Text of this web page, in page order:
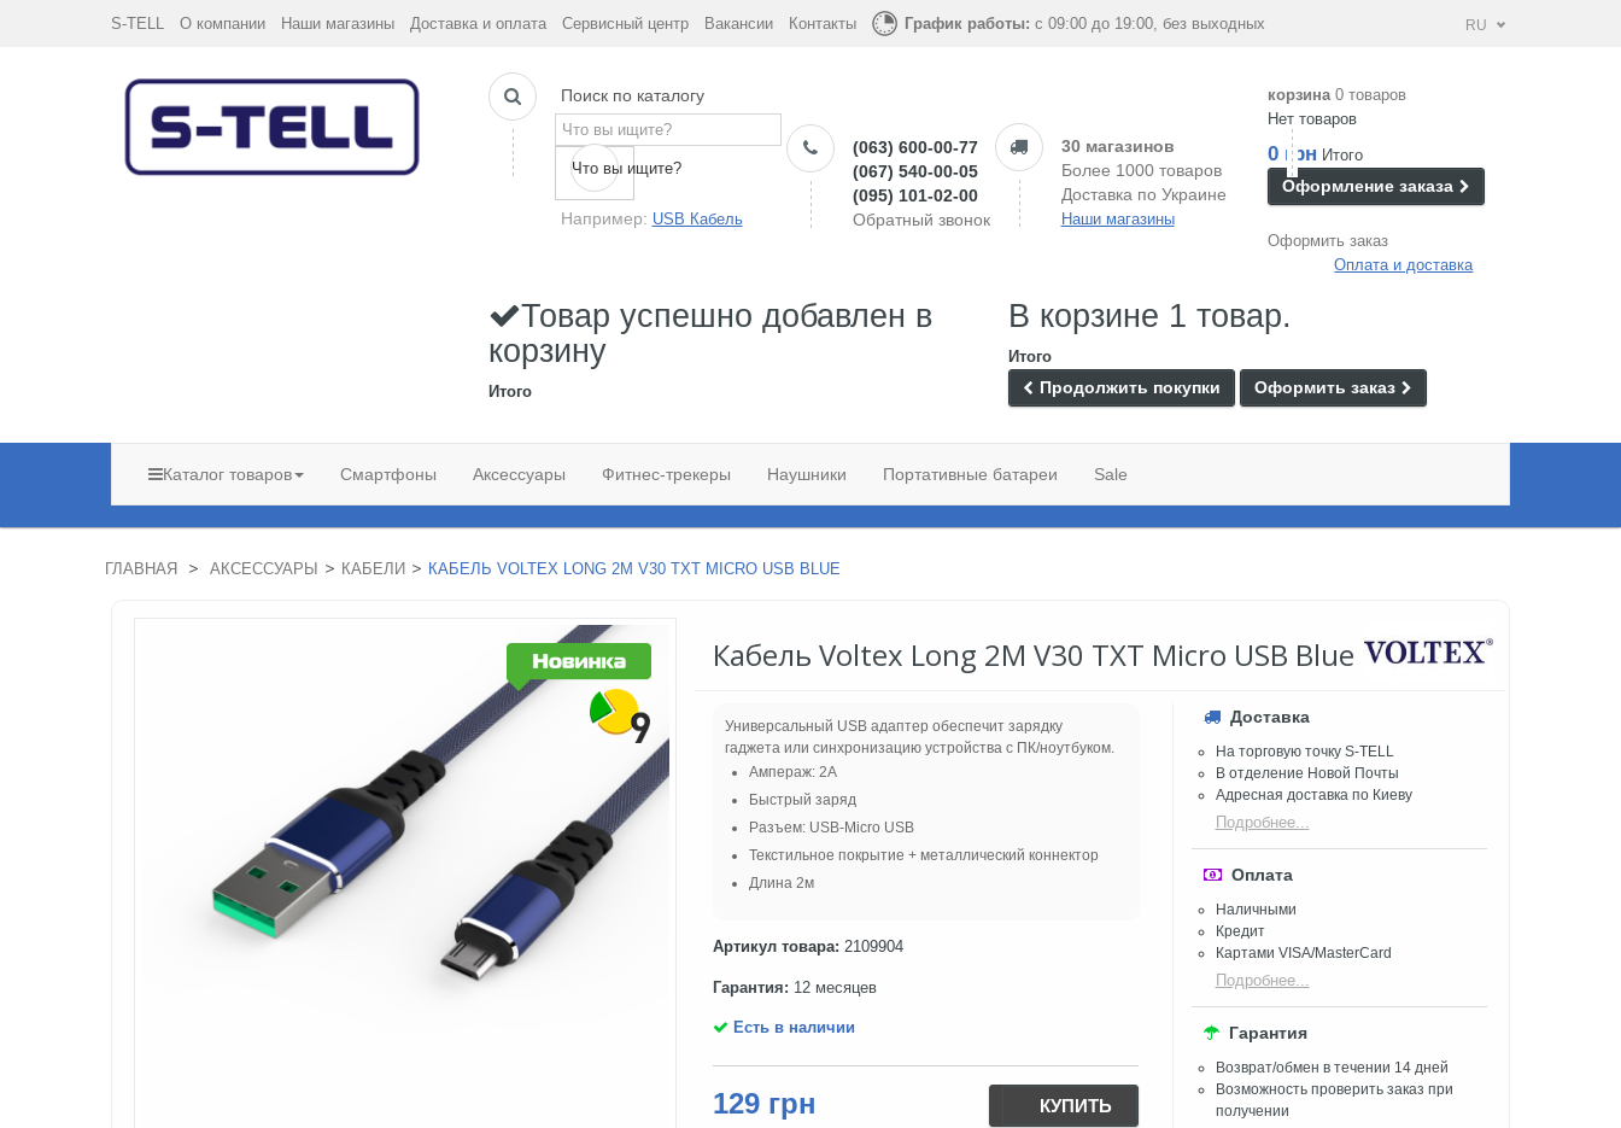
S-TELL О компании Наши магазины Доставка и оплата Сервисный центр Вакансии Контакты График работы: с 09:00 до 19:00, без выходных RU
Поиск по каталогу
Что вы ищите?
Например: USB Кабель
(063) 600-00-77
(067) 540-00-05
(095) 101-02-00
Обратный звонок
30 магазинов
Более 1000 товаров
Доставка по Украине
Наши магазины
корзина 0 товаров
Нет товаров
0 грн Итого
Оформление заказа
Оформить заказ
Оплата и доставка
Товар успешно добавлен в
корзину
Итого
В корзине 1 товар.
Итого
Продолжить покупки Оформить заказ
Каталог товаров Смартфоны Аксессуары Фитнес-трекеры Наушники Портативные батареи Sale
ГЛАВНАЯ > АКСЕССУАРЫ > КАБЕЛИ > КАБЕЛЬ VOLTEX LONG 2M V30 TXT MICRO USB BLUE
Кабель Voltex Long 2M V30 TXT Micro USB Blue
Универсальный USB адаптер обеспечит зарядку
гаджета или синхронизацию устройства с ПК/ноутбуком.
Ампераж: 2A
Быстрый заряд
Разъем: USB-Micro USB
Текстильное покрытие + металлический коннектор
Длина 2м
Артикул товара: 2109904
Гарантия: 12 месяцев
Есть в наличии
129 грн КУПИТЬ
Доставка
На торговую точку S-TELL
В отделение Новой Почты
Адресная доставка по Киеву
Подробнее...
Оплата
Наличными
Кредит
Картами VISA/MasterCard
Подробнее...
Гарантия
Возврат/обмен в течении 14 дней
Возможность проверить заказ при
получении​